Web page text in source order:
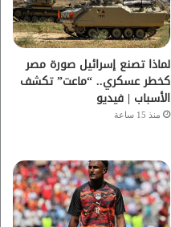
ب
ر
ا
م
لماذا تصنع إسرائيل صورة مصر
كخطر عسكري.. “ماعت” تكشف
الأسباب | فيديو
منذ 15 ساعة